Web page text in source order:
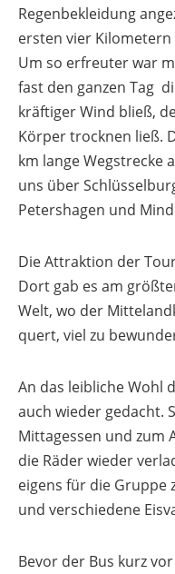
Regenbekleidung
ersten vier
Um so erfreuter war
fast den ganzen Tag
kräftiger Wind bließ,
Körper trocknen ließ.
km lange Wegstrecke
uns über
Petershagen und
Die Attraktion der
Dort gab es am
Welt, wo der
quert, viel zu
An das leibliche Wohl
auch wieder gedacht.
Mittagessen und zum
die Räder wieder
eigens für die Gruppe
und verschiedene
Bevor der Bus kurz